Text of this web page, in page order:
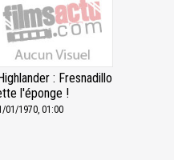
Highlander : Fresnadillo
l'éponge !
01/1970, 01:00